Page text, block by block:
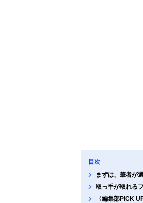
目次
まずは、筆者が
取っ手が取れる
〈編集部PICK